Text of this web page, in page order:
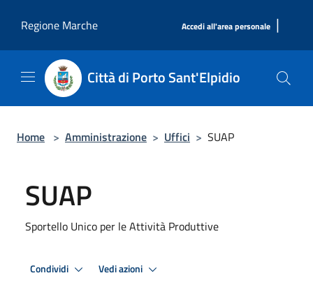
Regione Marche
Accedi all'area personale |
Città di Porto Sant'Elpidio
Home > Amministrazione > Uffici > SUAP
SUAP
Sportello Unico per le Attività Produttive
Condividi Vedi azioni